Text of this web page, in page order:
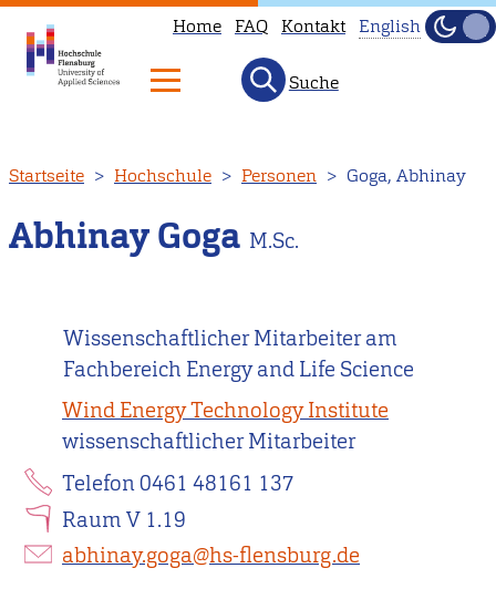
zum
Inhalt
Home FAQ Kontakt
not
to
our
English
Hell
Suche
Startseite Hochschule Personen Goga, Abhinay
Abhinay Goga M.Sc.
Wissenschaftlicher Mitarbeiter am
Fachbereich Energy and Life Science
Wind Energy Technology Institute
wissenschaftlicher Mitarbeiter
Telefon 0461 48161 137
Raum V 1.19
abhinay.goga@hs-flensburg.de